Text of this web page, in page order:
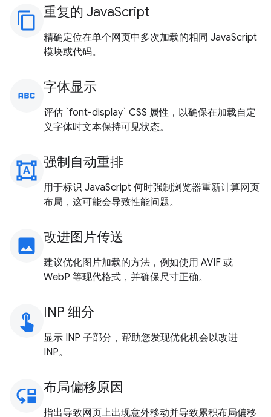
content_copy 重复的 JavaScript
精确定位在单个网页中多次加载的相同 JavaScript
模块或代码。
abc 字体显示
评估 `font-display` CSS 属性，以确保在加载自定
义字体时文本保持可见状态。
format_shapes 强制自动重排
用于标识 JavaScript 何时强制浏览器重新计算网页
布局，这可能会导致性能问题。
image 改进图片传送
建议优化图片加载的方法，例如使用 AVIF 或
WebP 等现代格式，并确保尺寸正确。
touch_app INP 细分
显示 INP 子部分，帮助您发现优化机会以改进
INP。
move_down 布局偏移原因
指出导致网页上出现意外移动并导致累积布局偏移